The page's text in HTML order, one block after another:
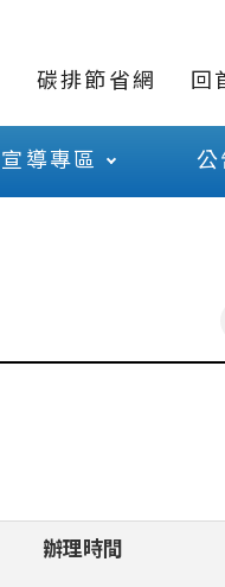
碳排節省網 回
宣導專區 公
辦理時間